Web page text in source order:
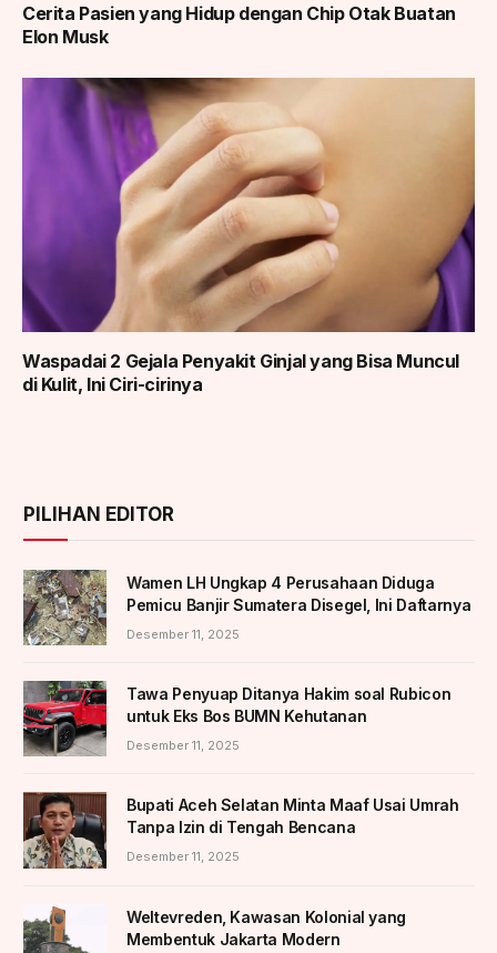
Cerita Pasien yang Hidup dengan Chip Otak Buatan
Elon Musk
Waspadai 2 Gejala Penyakit Ginjal yang Bisa Muncul
di Kulit, Ini Ciri-cirinya
PILIHAN EDITOR
Wamen LH Ungkap 4 Perusahaan Diduga
Pemicu Banjir Sumatera Disegel, Ini Daftarnya
Desember 11, 2025
Tawa Penyuap Ditanya Hakim soal Rubicon
untuk Eks Bos BUMN Kehutanan
Desember 11, 2025
Bupati Aceh Selatan Minta Maaf Usai Umrah
Tanpa Izin di Tengah Bencana
Desember 11, 2025
Weltevreden, Kawasan Kolonial yang
Membentuk Jakarta Modern